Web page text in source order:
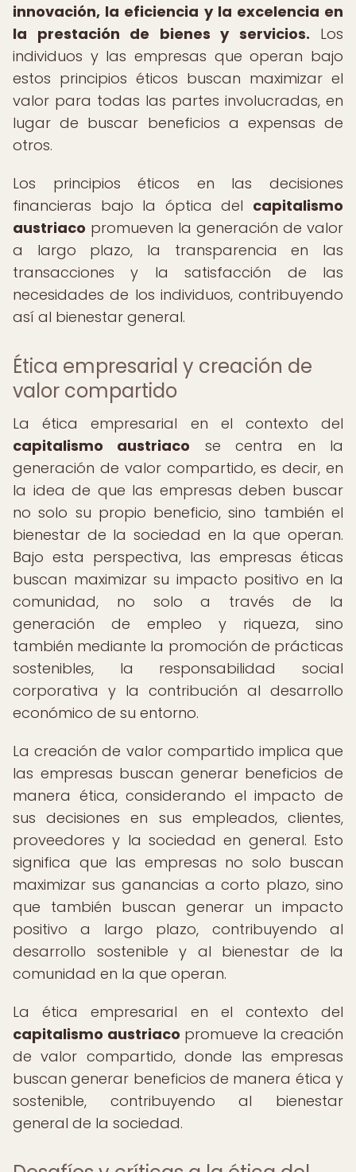
innovación, la eficiencia y la excelencia en
la prestación de bienes y servicios. Los
individuos y las empresas que operan bajo
estos principios éticos buscan maximizar el
valor para todas las partes involucradas, en
lugar de buscar beneficios a expensas de
otros.
Los principios éticos en las decisiones
financieras bajo la óptica del capitalismo
austriaco promueven la generación de valor
a largo plazo, la transparencia en las
transacciones y la satisfacción de las
necesidades de los individuos, contribuyendo
así al bienestar general.
Ética empresarial y creación de
valor compartido
La ética empresarial en el contexto del
capitalismo austriaco se centra en la
generación de valor compartido, es decir, en
la idea de que las empresas deben buscar
no solo su propio beneficio, sino también el
bienestar de la sociedad en la que operan.
Bajo esta perspectiva, las empresas éticas
buscan maximizar su impacto positivo en la
comunidad, no solo a través de la
generación de empleo y riqueza, sino
también mediante la promoción de prácticas
sostenibles, la responsabilidad social
corporativa y la contribución al desarrollo
económico de su entorno.
La creación de valor compartido implica que
las empresas buscan generar beneficios de
manera ética, considerando el impacto de
sus decisiones en sus empleados, clientes,
proveedores y la sociedad en general. Esto
significa que las empresas no solo buscan
maximizar sus ganancias a corto plazo, sino
que también buscan generar un impacto
positivo a largo plazo, contribuyendo al
desarrollo sostenible y al bienestar de la
comunidad en la que operan.
La ética empresarial en el contexto del
capitalismo austriaco promueve la creación
de valor compartido, donde las empresas
buscan generar beneficios de manera ética y
sostenible, contribuyendo al bienestar
general de la sociedad.